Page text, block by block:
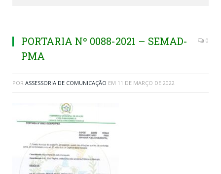
PORTARIA Nº 0088-2021 – SEMAD-
PMA
0
POR ASSESSORIA DE COMUNICAÇÃO EM 11 DE MARÇO DE 2022